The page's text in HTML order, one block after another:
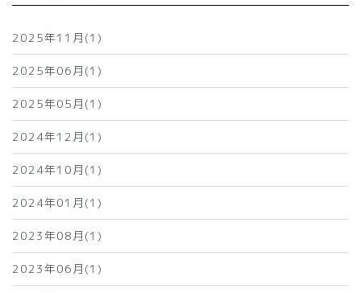
2025年11月(1)
2025年06月(1)
2025年05月(1)
2024年12月(1)
2024年10月(1)
2024年01月(1)
2023年08月(1)
2023年06月(1)